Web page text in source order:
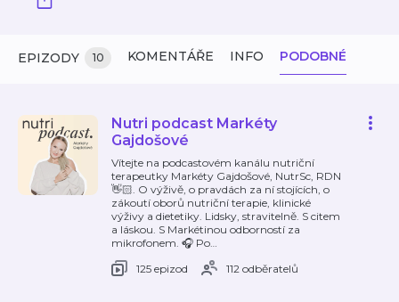
EPIZODY 10 KOMENTÁŘE INFO PODOBNÉ
Nutri podcast Markéty
Gajdošové
Vítejte na podcastovém kanálu nutriční
terapeutky Markéty Gajdošové, NutrSc, RDN
👋🏻. O výživě, o pravdách za ní stojících, o
zákoutí oborů nutriční terapie, klinické
výživy a dietetiky. Lidsky, stravitelně. S citem
a láskou. S Markétinou odborností za
mikrofonem. 🎧 Po…
125 epizod
112 odběratelů